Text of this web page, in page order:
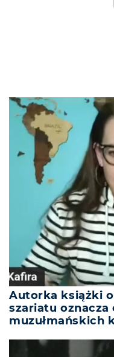
Autorka książki
szariatu oznacza
muzułmańskich